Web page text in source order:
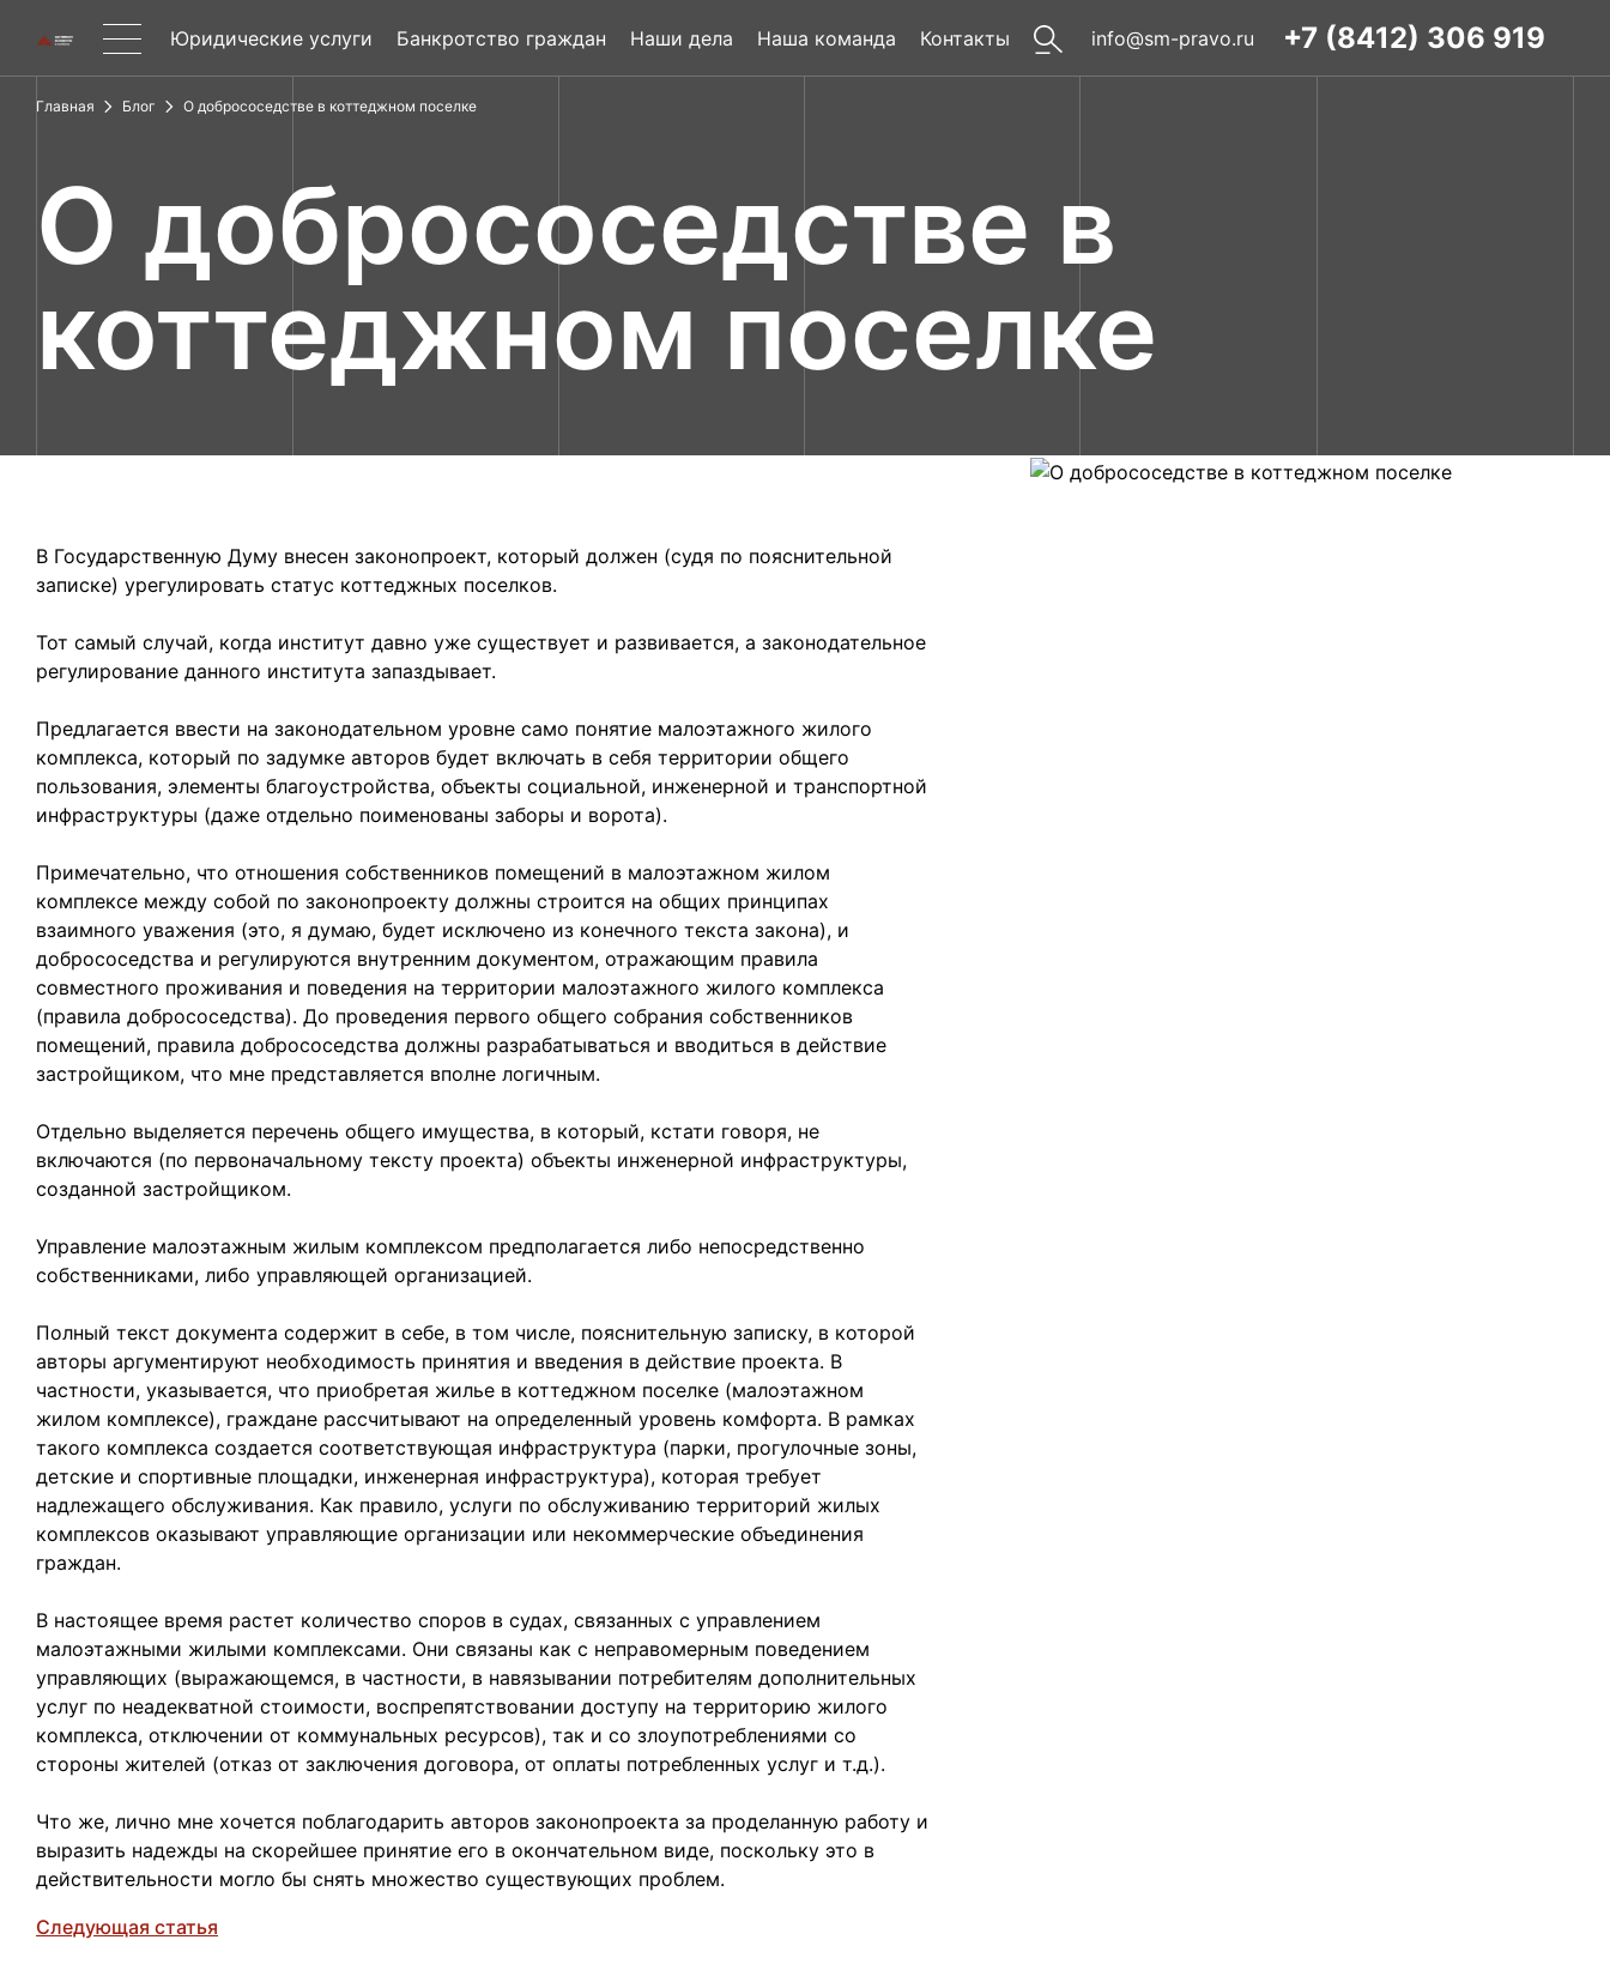
Юридические услуги Банкротство граждан Наши дела Наша команда Контакты info@sm-pravo.ru +7 (8412) 306 919
Главная Блог О добрососедстве в коттеджном поселке
О добрососедстве в
коттеджном поселке
В Государственную Думу внесен законопроект, который должен (судя по пояснительной
записке) урегулировать статус коттеджных поселков.
Тот самый случай, когда институт давно уже существует и развивается, а законодательное
регулирование данного института запаздывает.
Предлагается ввести на законодательном уровне само понятие малоэтажного жилого
комплекса, который по задумке авторов будет включать в себя территории общего
пользования, элементы благоустройства, объекты социальной, инженерной и транспортной
инфраструктуры (даже отдельно поименованы заборы и ворота).
Примечательно, что отношения собственников помещений в малоэтажном жилом
комплексе между собой по законопроекту должны строится на общих принципах
взаимного уважения (это, я думаю, будет исключено из конечного текста закона), и
добрососедства и регулируются внутренним документом, отражающим правила
совместного проживания и поведения на территории малоэтажного жилого комплекса
(правила добрососедства). До проведения первого общего собрания собственников
помещений, правила добрососедства должны разрабатываться и вводиться в действие
застройщиком, что мне представляется вполне логичным.
Отдельно выделяется перечень общего имущества, в который, кстати говоря, не
включаются (по первоначальному тексту проекта) объекты инженерной инфраструктуры,
созданной застройщиком.
Управление малоэтажным жилым комплексом предполагается либо непосредственно
собственниками, либо управляющей организацией.
Полный текст документа содержит в себе, в том числе, пояснительную записку, в которой
авторы аргументируют необходимость принятия и введения в действие проекта. В
частности, указывается, что приобретая жилье в коттеджном поселке (малоэтажном
жилом комплексе), граждане рассчитывают на определенный уровень комфорта. В рамках
такого комплекса создается соответствующая инфраструктура (парки, прогулочные зоны,
детские и спортивные площадки, инженерная инфраструктура), которая требует
надлежащего обслуживания. Как правило, услуги по обслуживанию территорий жилых
комплексов оказывают управляющие организации или некоммерческие объединения
граждан.
В настоящее время растет количество споров в судах, связанных с управлением
малоэтажными жилыми комплексами. Они связаны как с неправомерным поведением
управляющих (выражающемся, в частности, в навязывании потребителям дополнительных
услуг по неадекватной стоимости, воспрепятствовании доступу на территорию жилого
комплекса, отключении от коммунальных ресурсов), так и со злоупотреблениями со
стороны жителей (отказ от заключения договора, от оплаты потребленных услуг и т.д.).
Что же, лично мне хочется поблагодарить авторов законопроекта за проделанную работу и
выразить надежды на скорейшее принятие его в окончательном виде, поскольку это в
действительности могло бы снять множество существующих проблем.
Следующая статья